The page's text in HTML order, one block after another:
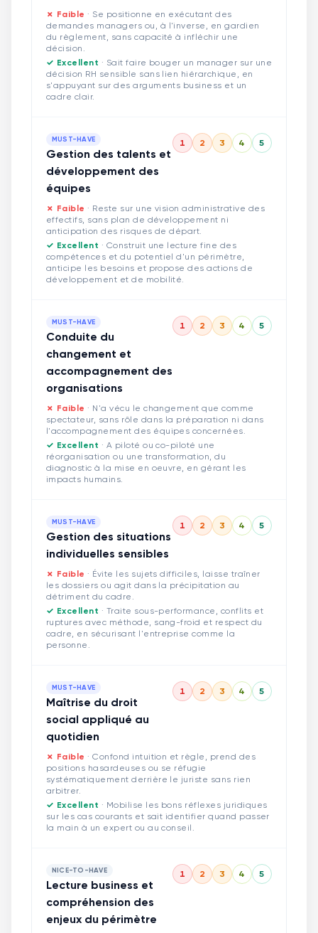
✗ Faible · Se positionne en exécutant des
demandes managers ou, à l'inverse, en gardien
du règlement, sans capacité à infléchir une
décision.
✓ Excellent · Sait faire bouger un manager sur une
décision RH sensible sans lien hiérarchique, en
s'appuyant sur des arguments business et un
cadre clair.
MUST-HAVE
Gestion des talents et
développement des
équipes
1 2 3 4 5
✗ Faible · Reste sur une vision administrative des
effectifs, sans plan de développement ni
anticipation des risques de départ.
✓ Excellent · Construit une lecture fine des
compétences et du potentiel d'un périmètre,
anticipe les besoins et propose des actions de
développement et de mobilité.
MUST-HAVE
Conduite du
changement et
accompagnement des
organisations
1 2 3 4 5
✗ Faible · N'a vécu le changement que comme
spectateur, sans rôle dans la préparation ni dans
l'accompagnement des équipes concernées.
✓ Excellent · A piloté ou co-piloté une
réorganisation ou une transformation, du
diagnostic à la mise en oeuvre, en gérant les
impacts humains.
MUST-HAVE
Gestion des situations
individuelles sensibles
1 2 3 4 5
✗ Faible · Évite les sujets difficiles, laisse traîner
les dossiers ou agit dans la précipitation au
détriment du cadre.
✓ Excellent · Traite sous-performance, conflits et
ruptures avec méthode, sang-froid et respect du
cadre, en sécurisant l'entreprise comme la
personne.
MUST-HAVE
Maîtrise du droit
social appliqué au
quotidien
1 2 3 4 5
✗ Faible ·Confond intuition et règle, prend des
positions hasardeuses ou se réfugie
systématiquement derrière le juriste sans rien
arbitrer.
✓ Excellent · Mobilise les bons réflexes juridiques
sur les cas courants et sait identifier quand passer
la main à un expert ou au conseil.
NICE-TO-HAVE
Lecture business et
compréhension des
enjeux du périmètre
1 2 3 4 5